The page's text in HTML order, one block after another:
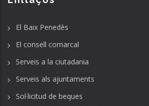
El Baix Penedès
El consell comarcal
Serveis a la ciutadania
Serveis als ajuntaments
Sol·licitud de beques